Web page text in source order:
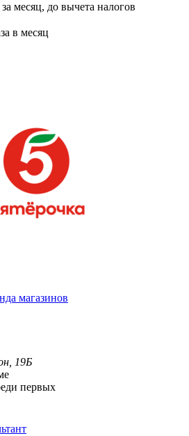
за месяц, до вычета налогов
в месяц
магазинов
19Б
первых